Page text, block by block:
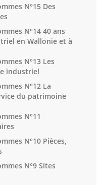
N°15 Des
N°14 40 ans
en Wallonie et à
N°13 Les
industriel
N°12 La
du patrimoine
N°11
N°10 Pièces,
N°9 Sites